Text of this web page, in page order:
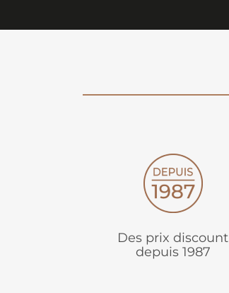
Des prix discount
depuis 1987